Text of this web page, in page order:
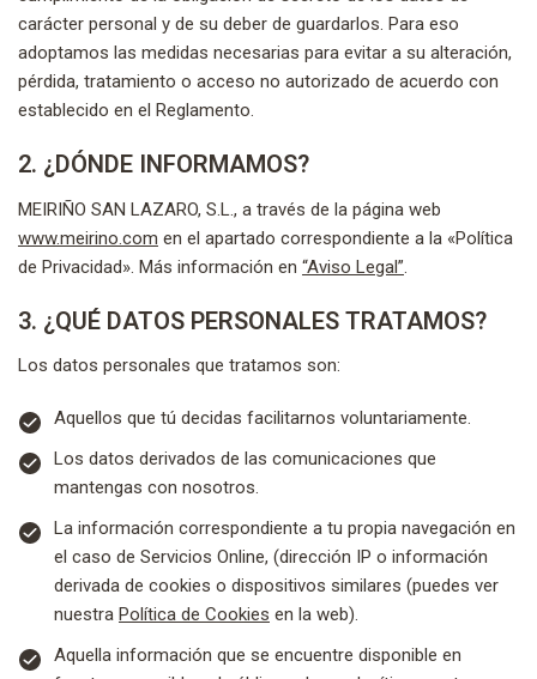
carácter personal y de su deber de guardarlos. Para eso
adoptamos las medidas necesarias para evitar a su alteración,
pérdida, tratamiento o acceso no autorizado de acuerdo con
establecido en el Reglamento.
2. ¿DÓNDE INFORMAMOS?
MEIRIÑO SAN LAZARO, S.L., a través de la página web
www.meirino.com en el apartado correspondiente a la «Política
de Privacidad». Más información en “Aviso Legal”
3. ¿QUÉ DATOS PERSONALES TRATAMOS?
Los datos personales que tratamos son:
Aquellos que tú decidas facilitarnos voluntariamente.
Los datos derivados de las comunicaciones que
mantengas con nosotros.
La información correspondiente a tu propia navegación en
el caso de Servicios Online, (dirección IP o información
derivada de cookies o dispositivos similares (puedes ver
nuestra Política de Cookies en la web).
Aquella información que se encuentre disponible en